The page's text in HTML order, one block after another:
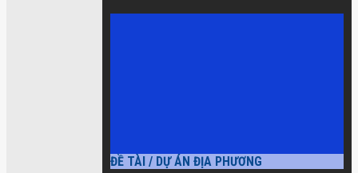
ĐỀ TÀI / DỰ ÁN ĐỊA PHƯƠNG